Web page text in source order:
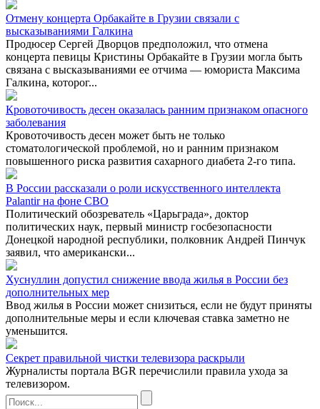
Отмену концерта Орбакайте в Грузии связали с
высказываниями Галкина
Продюсер Сергей Дворцов предположил, что отмена
концерта певицы Кристины Орбакайте в Грузии могла быть
связана с высказываниями ее отчима — юмориста Максима
Галкина, которог...
Кровоточивость десен оказалась ранним признаком опасного
заболевания
Кровоточивость десен может быть не только
стоматологической проблемой, но и ранним признаком
повышенного риска развития сахарного диабета 2-го типа.
В России рассказали о роли искусственного интеллекта
Palantir на фоне СВО
Политический обозреватель «Царьграда», доктор
политических наук, первый министр госбезопасности
Донецкой народной республики, полковник Андрей Пинчук
заявил, что американски...
Хуснуллин допустил снижение ввода жилья в России без
дополнительных мер
Ввод жилья в России может снизиться, если не будут приняты
дополнительные меры и если ключевая ставка заметно не
уменьшится.
Секрет правильной чистки телевизора раскрыли
Журналисты портала BGR перечислили правила ухода за
телевизором.